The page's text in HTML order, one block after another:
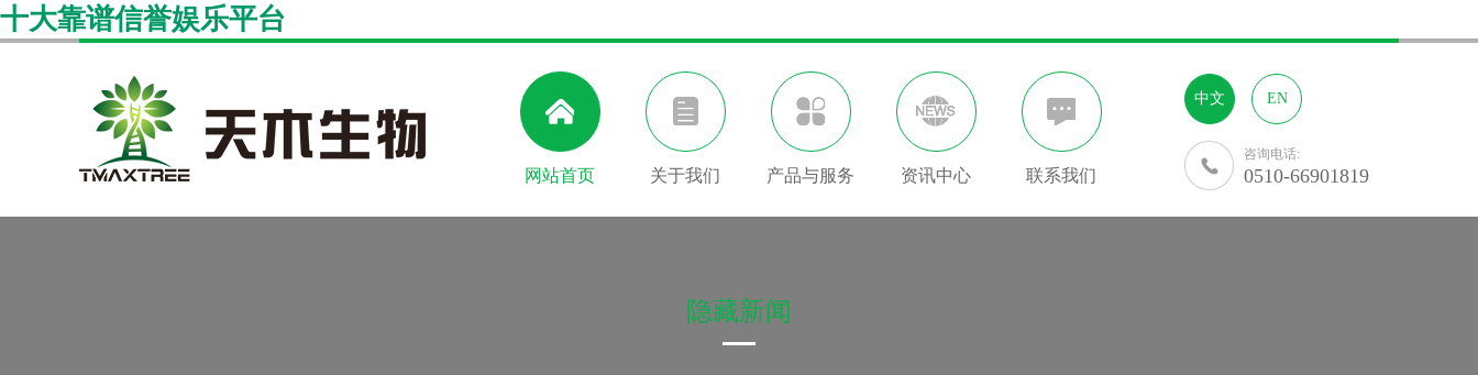
十大靠谱信誉娱乐平台
网站首页 关于我们 产品与服务 资讯中心 联系我们
中文 EN
咨询电话:
0510-66901819
隐藏新闻